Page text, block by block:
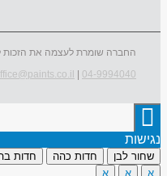
החברה שומרת לעצמה את הזכות
04-9994040
נגישות
שחור לבן חדות כהה חדות
א
א א